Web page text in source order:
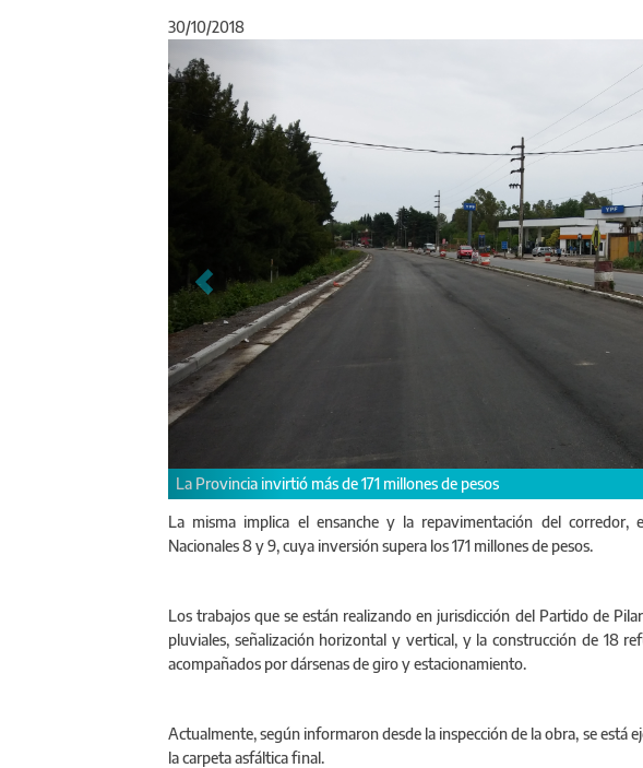
30/10/2018
Se trata de trabajos de ensanche y
La misma implica el ensanche y la repavimentación del
Nacionales 8 y 9, cuya inversión supera los 171 millones de pesos.
Los trabajos que se están realizando en jurisdicción del Partido de
pluviales, señalización horizontal y vertical, y la construcción de 18
acompañados por dársenas de giro y estacionamiento.
Actualmente, según informaron desde la inspección de la obra, se está
la carpeta asfáltica final.